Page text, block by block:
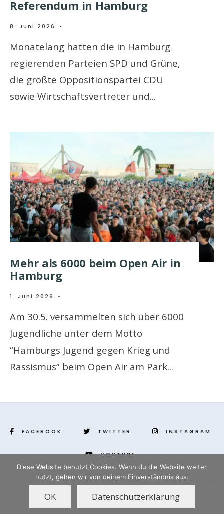
Referendum in Hamburg
8. Juni 2026 •
Monatelang hatten die in Hamburg
regierenden Parteien SPD und Grüne,
die größte Oppositionspartei CDU
sowie Wirtschaftsvertreter und...
Mehr als 6000 beim Open Air in
Hamburg
1. Juni 2026 •
Am 30.5. versammelten sich über 6000
Jugendliche unter dem Motto
“Hamburgs Jugend gegen Krieg und
Rassismus” beim Open Air am Park...
FACEBOOK TWITTER INSTAGRAM
YOUTUBE
www.yenihayat.de
Diese Website benutzt Cookies. Wenn du die Website weiter
nutzt, gehen wir von deinem Einverständnis aus.
OK Datenschutzerklärung